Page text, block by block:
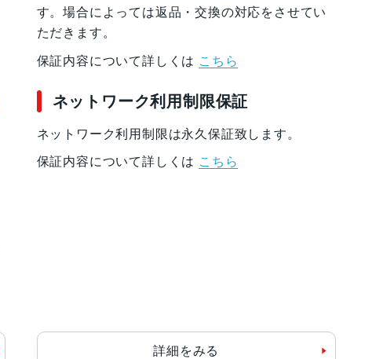
す。場合によっては返品・交換の対応をさせてい
ただきます。
保証内容について詳しくは こちら
ネットワーク利用制限保証
ネットワーク利用制限は永久保証致します。
保証内容について詳しくは こちら
詳細をみる